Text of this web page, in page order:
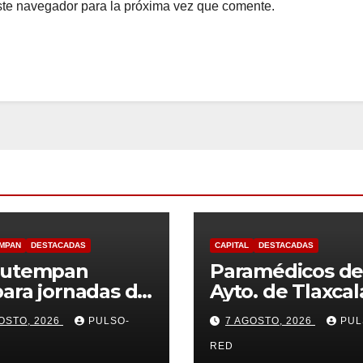
navegador para la próxima vez que comente.
DESTACADAS
jornadas de
para
y gatos
2026 PULSO-
CAPITAL DESTACADAS
Paramédicos
Ayto. de
evitan que
sufra
complicaciones
7 AGOSTO, 2026
RED